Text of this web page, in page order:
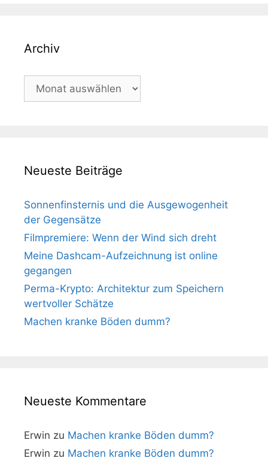
Archiv
Archiv
Neueste Beiträge
Sonnenfinsternis und die Ausgewogenheit
der Gegensätze
Filmpremiere: Wenn der Wind sich dreht
Meine Dashcam-Aufzeichnung ist online
gegangen
Perma-Krypto: Architektur zum Speichern
wertvoller Schätze
Machen kranke Böden dumm?
Neueste Kommentare
Erwin zu Machen kranke Böden dumm?
Erwin zu Machen kranke Böden dumm?